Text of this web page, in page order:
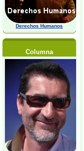
Derechos Humanos
Columna